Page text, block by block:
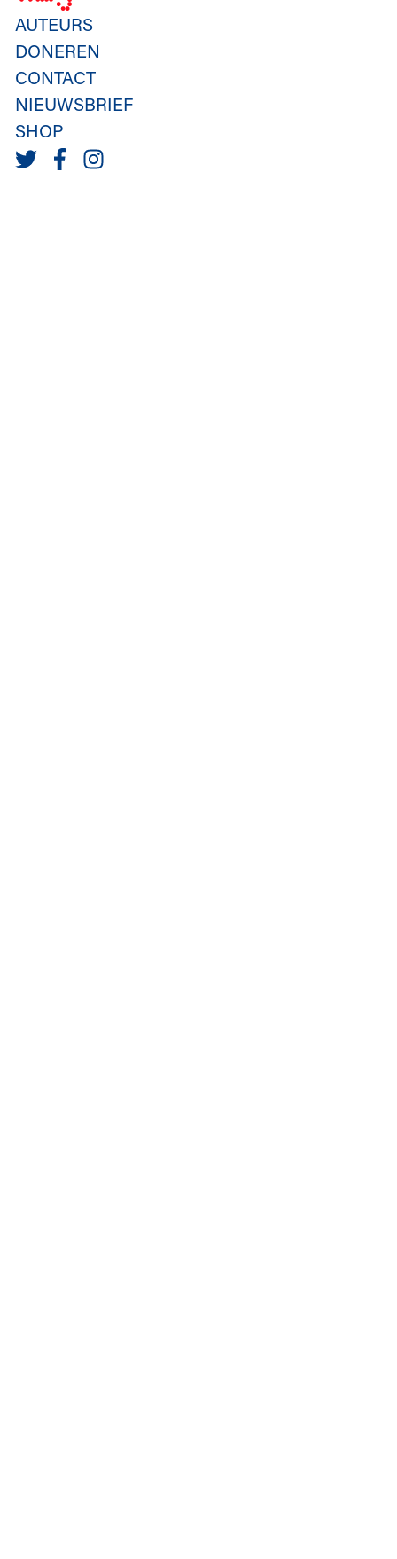
AUTEURS
DONEREN
CONTACT
NIEUWSBRIEF
SHOP